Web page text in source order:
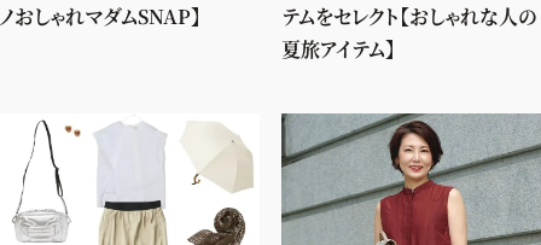
ノおしゃれマダムSNAP】
テムをセレクト【おしゃれな人の
夏旅アイテム】